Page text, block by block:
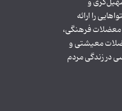
را ارائه
معضلات فرهنگی،
معیشتی و
در زندگی مردم